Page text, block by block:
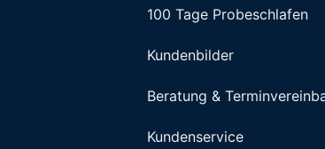
100 Tage Probeschlafen
Kundenbilder
Beratung &
Kundenservice